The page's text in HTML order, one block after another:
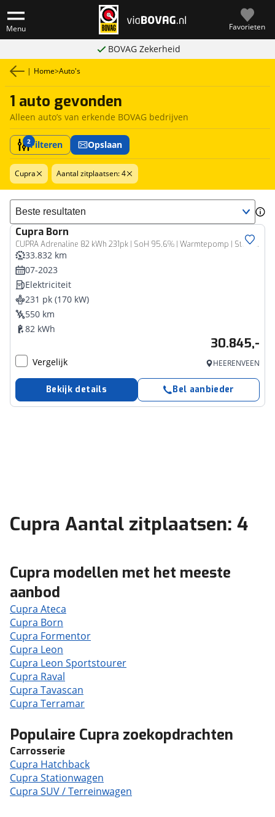
Menu Favorieten
BOVAG Zekerheid
| Home>Auto's
1 auto gevonden
Alleen auto’s van erkende BOVAG bedrijven
2Filteren Opslaan
Cupra Aantal zitplaatsen: 4
Sorteer resultaten
Cupra Born
CUPRA Adrenaline 82 kWh 231pk | SoH 95,6% | Warmtepomp | Stoel- & stuurverwarming | Adaptieve cruise |
33.832 km
07-2023
Elektriciteit
231 pk (170 kW)
550 km
82 kWh
30.845,-
Vergelijk HEERENVEEN
Bekijk details Bel aanbieder
Cupra Aantal zitplaatsen: 4
Cupra modellen met het meeste
aanbod
Cupra Ateca
Cupra Born
Cupra Formentor
Cupra Leon
Cupra Leon Sportstourer
Cupra Raval
Cupra Tavascan
Cupra Terramar
Populaire Cupra zoekopdrachten
Carrosserie
Cupra Hatchback
Cupra Stationwagen
Cupra SUV / Terreinwagen